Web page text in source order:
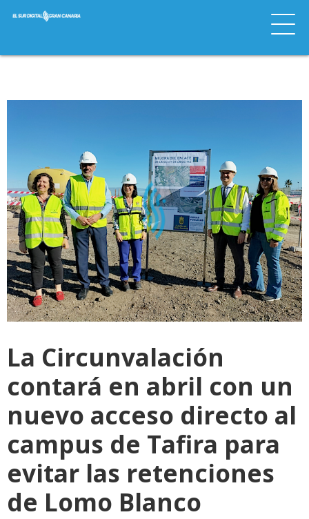
La Circunvalación
contará en abril con un
nuevo acceso directo al
campus de Tafira para
evitar las retenciones
de Lomo Blanco